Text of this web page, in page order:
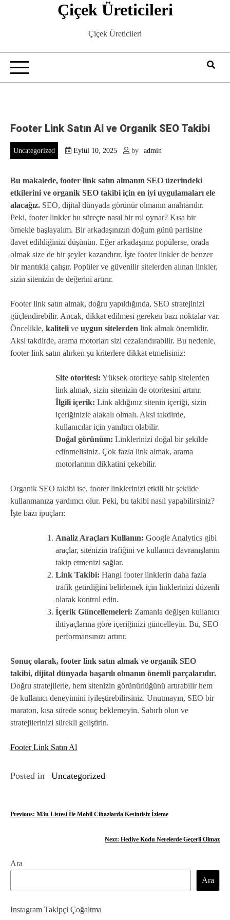
Çiçek Üreticileri
Çiçek Üreticileri
Footer Link Satın Al ve Organik SEO Takibi
Uncategorized Eylül 10, 2025 by admin
Bu makalede, footer link satın almanın SEO üzerindeki
etkilerini ve organik SEO takibi için en iyi uygulamaları ele
alacağız. SEO, dijital dünyada görünür olmanın anahtarıdır.
Peki, footer linkler bu süreçte nasıl bir rol oynar? Kısa bir
örnekle başlayalım. Bir arkadaşınızın doğum günü partisine
davet edildiğinizi düşünün. Eğer arkadaşınız popülerse, orada
olmak size de bir şeyler kazandırır. İşte footer linkler de benzer
bir mantıkla çalışır. Popüler ve güvenilir sitelerden alınan linkler,
sizin sitenizin de değerini artırır.
Footer link satın almak, doğru yapıldığında, SEO stratejinizi
güçlendirebilir. Ancak, dikkat edilmesi gereken bazı noktalar var.
Öncelikle, kaliteli ve uygun sitelerden link almak önemlidir.
Aksi takdirde, arama motorları sizi cezalandırabilir. Bu nedenle,
footer link satın alırken şu kriterlere dikkat etmelisiniz:
Site otoritesi: Yüksek otoriteye sahip sitelerden
link almak, sizin sitenizin de otoritesini artırır.
İlgili içerik: Link aldığınız sitenin içeriği, sizin
içeriğinizle alakalı olmalı. Aksi takdirde,
kullanıcılar için yanıltıcı olabilir.
Doğal görünüm: Linklerinizi doğal bir şekilde
edinmelisiniz. Çok fazla link almak, arama
motorlarının dikkatini çekebilir.
Organik SEO takibi ise, footer linklerinizi etkili bir şekilde
kullanmanıza yardımcı olur. Peki, bu takibi nasıl yapabilirsiniz?
İşte bazı ipuçları:
Analiz Araçları Kullanın: Google Analytics gibi
araçlar, sitenizin trafiğini ve kullanıcı davranışlarını
takip etmenizi sağlar.
Link Takibi: Hangi footer linklerin daha fazla
trafik getirdiğini belirlemek için linklerinizi düzenli
olarak kontrol edin.
İçerik Güncellemeleri: Zamanla değişen kullanıcı
ihtiyaçlarına göre içeriğinizi güncelleyin. Bu, SEO
performansınızı artırır.
Sonuç olarak, footer link satın almak ve organik SEO
takibi, dijital dünyada başarılı olmanın önemli parçalarıdır.
Doğru stratejilerle, hem sitenizin görünürlüğünü artırabilir hem
de kullanıcı deneyimini iyileştirebilirsiniz. Unutmayın, SEO bir
maraton, kısa sürede sonuç beklemeyin. Sabırlı olun ve
stratejilerinizi sürekli geliştirin.
Footer Link Satın Al
Posted in Uncategorized
Y
ı
g
e
Previous: M3u Listesi İle Mobil Cihazlarda Kesintisiz İzleme
Next: Hediye Kodu Nerelerde Geçerli Olmaz
Ara
Ara
Instagram Takipçi Çoğaltma